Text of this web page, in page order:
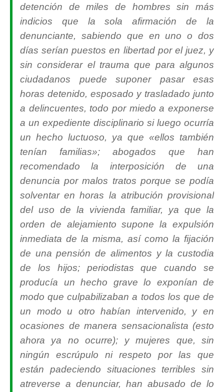
detención de miles de hombres sin más
indicios que la sola afirmación de la
denunciante, sabiendo que en uno o dos
días serían puestos en libertad por el juez, y
sin considerar el trauma que para algunos
ciudadanos puede suponer pasar esas
horas detenido, esposado y trasladado junto
a delincuentes, todo por miedo a exponerse
a un expediente disciplinario si luego ocurría
un hecho luctuoso, ya que «ellos también
tenían familias»; abogados que han
recomendado la interposición de una
denuncia por malos tratos porque se podía
solventar en horas la atribución provisional
del uso de la vivienda familiar, ya que la
orden de alejamiento supone la expulsión
inmediata de la misma, así como la fijación
de una pensión de alimentos y la custodia
de los hijos; periodistas que cuando se
producía un hecho grave lo exponían de
modo que culpabilizaban a todos los que de
un modo u otro habían intervenido, y en
ocasiones de manera sensacionalista (esto
ahora ya no ocurre); y mujeres que, sin
ningún escrúpulo ni respeto por las que
están padeciendo situaciones terribles sin
atreverse a denunciar, han abusado de lo